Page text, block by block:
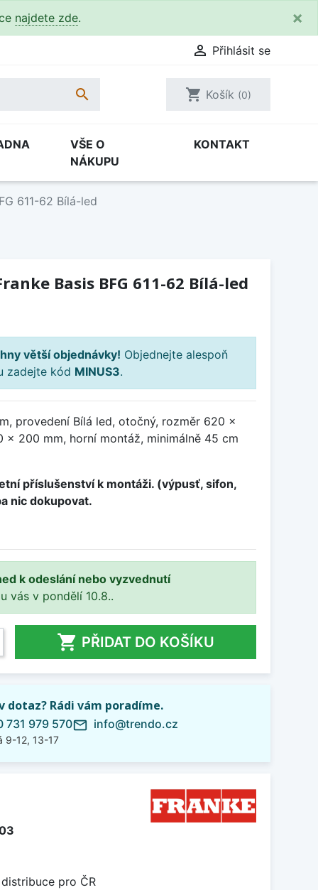
najdete zde. ×
 Přihlásit se
 shopping_cart Košík (0)
VŠE O
NÁKUPU
KONTAKT
611-62 Bílá-led
Basis BFG 611-62 Bílá-led
větší objednávky! Objednejte alespoň
zadejte kód MINUS3.
provedení Bílá led, otočný, rozměr 620 x
x 200 mm, horní montáž, minimálně 45 cm
příslušenství k montáži. (výpusť, sifon,
nic dokupovat.
k odeslání nebo vyzvednutí
vás v pondělí 10.8..
 PŘIDAT DO KOŠÍKU
dotaz? Rádi vám poradíme.
731 979 570
9-12, 13-17
mail_outline info@trendo.cz
pro ČR